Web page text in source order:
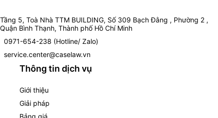
Tầng 5, Toà Nhà TTM BUILDING, Số 309 Bạch Đằng , Phường 2 ,
Quận Bình Thạnh, Thành phố Hồ Chí Minh
0971-654-238 (Hotline/ Zalo)
service.center@caselaw.vn
Thông tin dịch vụ
Giới thiệu
Giải pháp
Bảng giá